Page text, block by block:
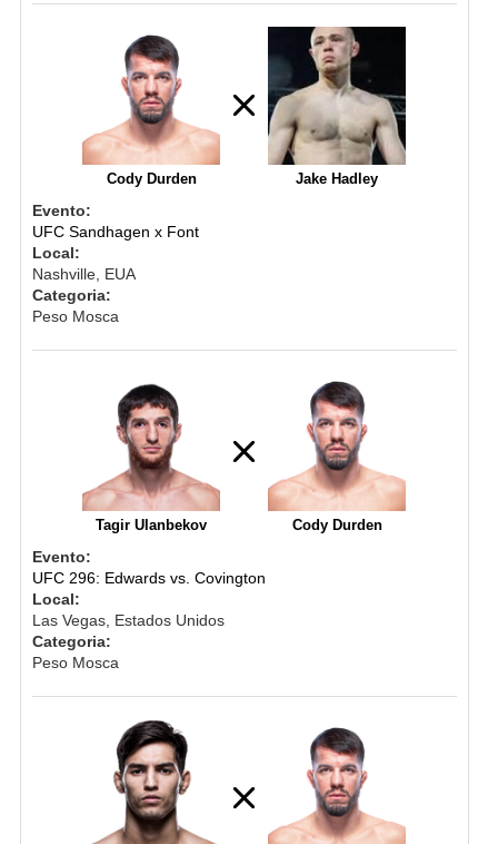
Cody Durden Jake Hadley
Evento:
UFC Sandhagen x Font
Local:
Nashville, EUA
Categoria:
Peso Mosca
Tagir Ulanbekov Cody Durden
Evento:
UFC 296: Edwards vs. Covington
Local:
Las Vegas, Estados Unidos
Categoria:
Peso Mosca